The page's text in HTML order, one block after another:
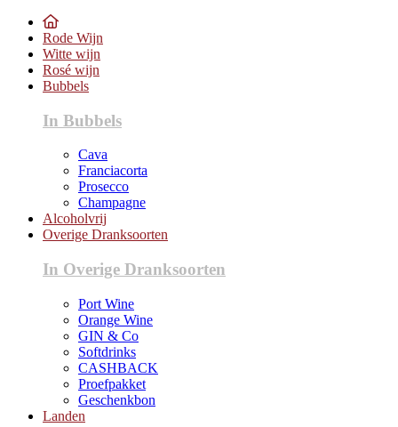
Rode Wijn
Witte wijn
Rosé wijn
Bubbels
In Bubbels
Cava
Franciacorta
Prosecco
Champagne
Alcoholvrij
Overige Dranksoorten
In Overige Dranksoorten
Port Wine
Orange Wine
GIN & Co
Softdrinks
CASHBACK
Proefpakket
Geschenkbon
Landen